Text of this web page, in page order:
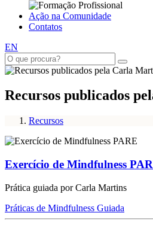
Ação na Comunidade
Contatos
EN
Recursos publicados
Recursos
Exercício de Mindfulness
Prática guiada por Carla Martins
Práticas de Mindfulness Guiada